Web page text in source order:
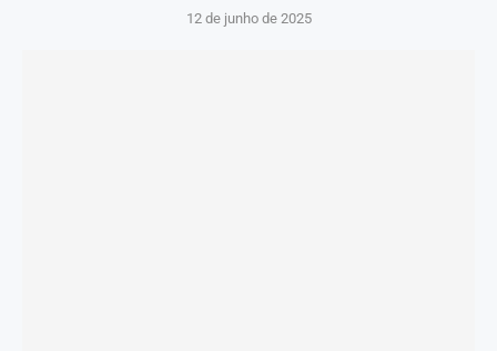
12 de junho de 2025